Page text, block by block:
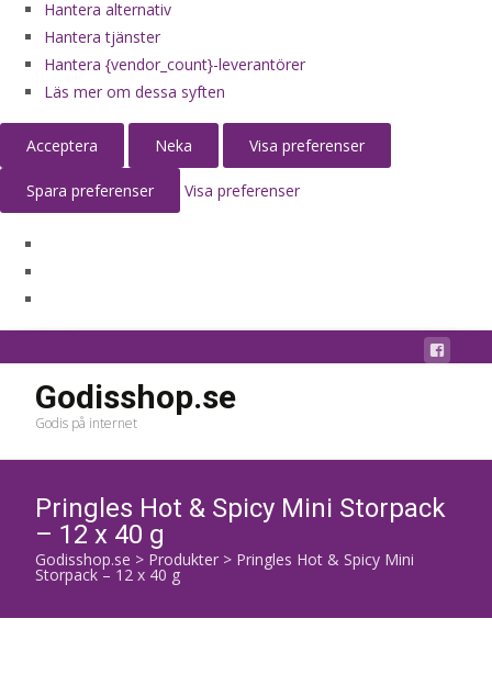
Hantera alternativ
Hantera tjänster
Hantera {vendor_count}-leverantörer
Läs mer om dessa syften
Acceptera Neka Visa preferenser
Spara preferenser Visa preferenser
Godisshop.se
Godis på internet
Pringles Hot & Spicy Mini Storpack
– 12 x 40 g
Godisshop.se > Produkter > Pringles Hot & Spicy Mini
Storpack – 12 x 40 g